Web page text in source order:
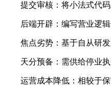
提交审核：将小法式代码
后端开辟：编写营业逻辑
焦点劣势：基于自从研发
天分预备：需供给停业执
运营成本降低：相较于保守